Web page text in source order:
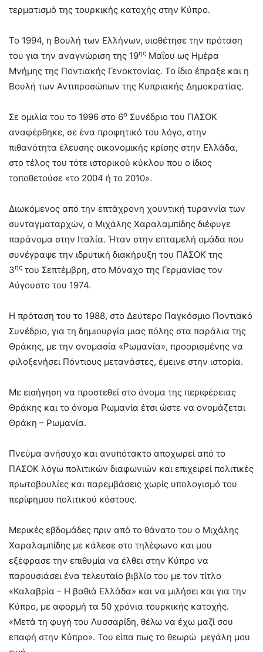
τερματισμό της τουρκικής κατοχής στην Κύπρο.
Το 1994, η Βουλή των Ελλήνων, υιοθέτησε την πρόταση
του για την αναγνώριση της 19ης Μαΐου ως Ημέρα
Μνήμης της Ποντιακής Γενοκτονίας. Το ίδιο έπραξε και η
Βουλή των Αντιπροσώπων της Κυπριακής Δημοκρατίας.
Σε ομιλία του το 1996 στο 6ο Συνέδριο του ΠΑΣΟΚ
αναφέρθηκε, σε ένα προφητικό του λόγο, στην
πιθανότητα έλευσης οικονομικής κρίσης στην Ελλάδα,
στο τέλος του τότε ιστορικού κύκλου που ο ίδιος
τοποθετούσε «το 2004 ή το 2010».
Διωκόμενος από την επτάχρονη χουντική τυραννία των
συνταγματαρχών, ο Μιχάλης Χαραλαμπίδης διέφυγε
παράνομα στην Ιταλία. Ήταν στην επταμελή ομάδα που
συνέγραψε την ιδρυτική διακήρυξη του ΠΑΣΟΚ της
3ης του Σεπτέμβρη, στο Μόναχο της Γερμανίας τον
Αύγουστο του 1974.
Η πρόταση του το 1988, στο Δεύτερο Παγκόσμιο Ποντιακό
Συνέδριο, για τη δημιουργία μιας πόλης στα παράλια της
Θράκης, με την ονομασία «Ρωμανία», προορισμένης να
φιλοξενήσει Πόντιους μετανάστες, έμεινε στην ιστορία.
Με εισήγηση να προστεθεί στο όνομα της περιφέρειας
Θράκης και το όνομα Ρωμανία έτσι ώστε να ονομάζεται
Θράκη – Ρωμανία.
Πνεύμα ανήσυχο και ανυπότακτο αποχωρεί από το
ΠΑΣΟΚ λόγω πολιτικών διαφωνιών και επιχειρεί πολιτικές
πρωτοβουλίες και παρεμβάσεις χωρίς υπολογισμό του
περίφημου πολιτικού κόστους.
Μερικές εβδομάδες πριν από το θάνατο του ο Μιχάλης
Χαραλαμπίδης με κάλεσε στο τηλέφωνο και μου
εξέφρασε την επιθυμία να έλθει στην Κύπρο να
παρουσιάσει ένα τελευταίο βιβλίο του με τον τίτλο
«Καλαβρία – Η βαθιά Ελλάδα» και να μιλήσει και για την
Κύπρο, με αφορμή τα 50 χρόνια τουρκικής κατοχής.
«Μετά τη φυγή του Λυσσαρίδη, θέλω να έχω μαζί σου
επαφή στην Κύπρο». Του είπα πως το θεωρώ μεγάλη μου